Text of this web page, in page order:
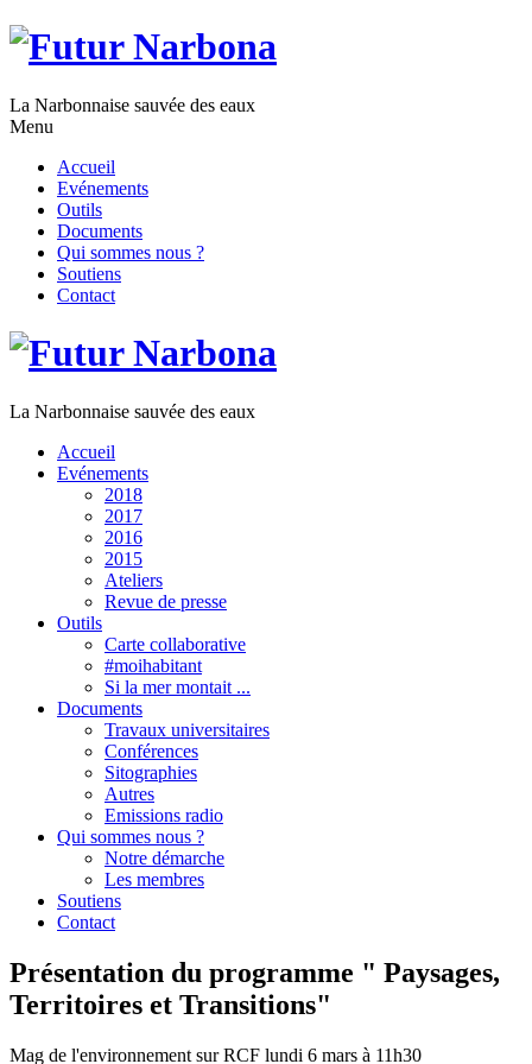
La Narbonnaise sauvée des eaux
Menu
Accueil
Evénements
Outils
Documents
Qui sommes nous ?
Soutiens
Contact
La Narbonnaise sauvée des eaux
Accueil
Evénements
2018
2017
2016
2015
Ateliers
Revue de presse
Outils
Carte collaborative
#moihabitant
Si la mer montait ...
Documents
Travaux universitaires
Conférences
Sitographies
Autres
Emissions radio
Qui sommes nous ?
Notre démarche
Les membres
Soutiens
Contact
Présentation du programme " Paysages,
Territoires et Transitions"
Mag de l'environnement sur RCF lundi 6 mars à 11h30